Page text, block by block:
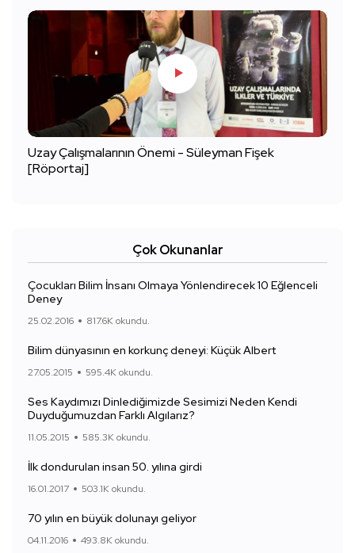
Uzay Çalışmalarının Önemi - Süleyman Fişek
[Röportaj]
Çok Okunanlar
Çocukları Bilim İnsanı Olmaya Yönlendirecek 10 Eğlenceli
Deney
25.02.2016 817.6K okundu.
Bilim dünyasının en korkunç deneyi: Küçük Albert
27.05.2015 595.4K okundu.
Ses Kaydımızı Dinlediğimizde Sesimizi Neden Kendi
Duyduğumuzdan Farklı Algılarız?
11.05.2015 585.3K okundu.
İlk dondurulan insan 50. yılına girdi
16.01.2017 503.1K okundu.
70 yılın en büyük dolunayı geliyor
04.11.2016 493.8K okundu.